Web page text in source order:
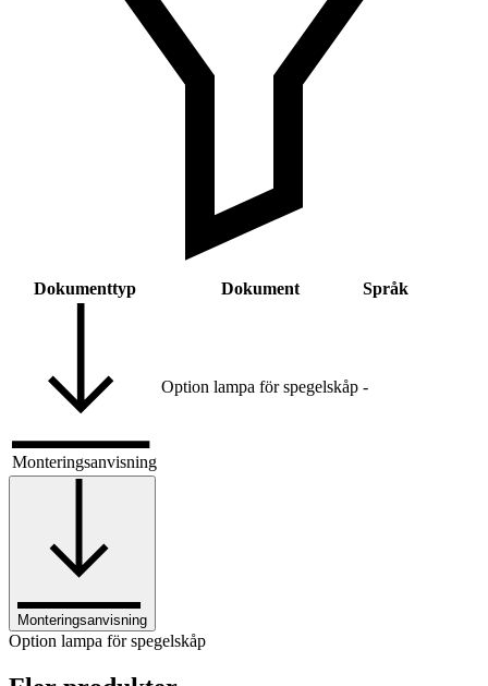
Dokumenttyp Dokument Språk
Monteringsanvisning
Option lampa för spegelskåp -
Monteringsanvisning
Option lampa för spegelskåp